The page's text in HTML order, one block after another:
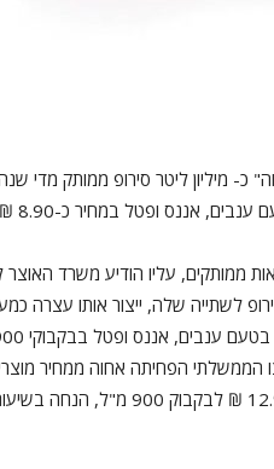
כ- מיליון ליטר סירופ ממותק מדי
ופטל במחיר כ-8.90 ₪ לבקבוק 900 מ"ל.
ממותקים, עליו הודיע משרד האוצר
הפחיתה אחוה ממחיר